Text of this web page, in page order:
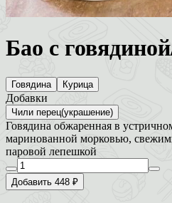
Бао с
Говядина Курица
Добавки
Чили перец(украшение)
Говядина обжаренная в
маринованной морковью,
паровой лепешкой
Добавить 448 ₽